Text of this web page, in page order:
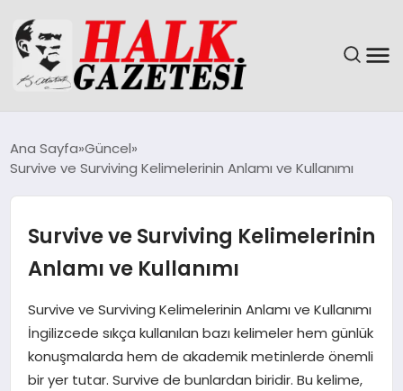
EĞITIM
EKONOMI
SAĞLIK
Ana Sayfa Güncel
Survive ve Surviving Kelimelerinin Anlamı ve Kullanımı
Survive ve Surviving Kelimelerinin
Anlamı ve Kullanımı
Survive ve Surviving Kelimelerinin Anlamı ve Kullanımı
İngilizcede sıkça kullanılan bazı kelimeler hem günlük
konuşmalarda hem de akademik metinlerde önemli
bir yer tutar. Survive de bunlardan biridir. Bu kelime,